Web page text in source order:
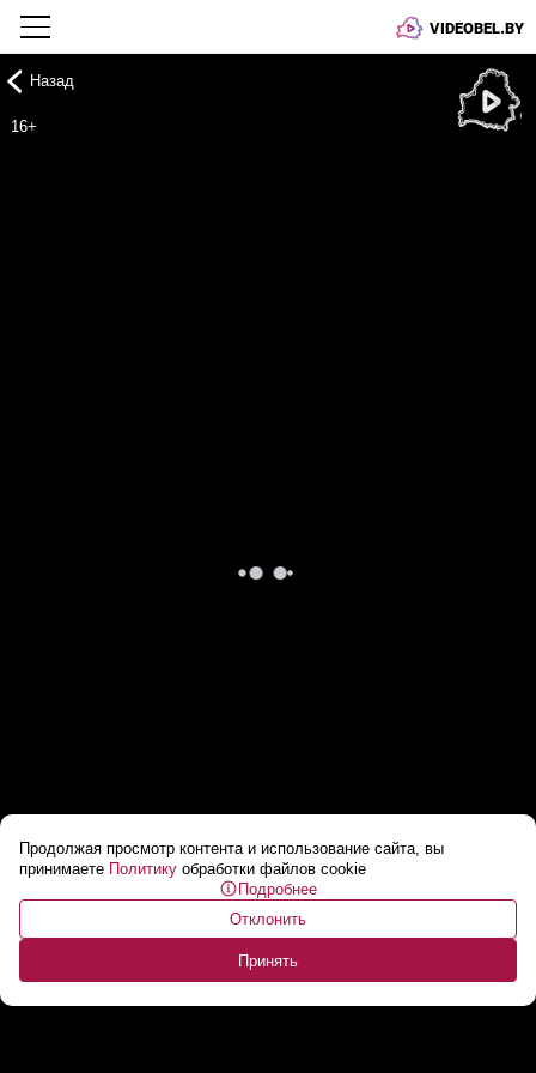
VIDEOBEL.BY
Продолжая просмотр контента и использование сайта, вы
принимаете Политику обработки файлов cookie
Подробнее
Отклонить
Принять
Назад
16+
Страны ЕС возмущены увеличением
расходов на Брюссель...